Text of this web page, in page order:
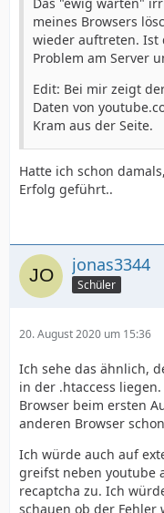
meines Browsers
wieder auftreten. Ist
Problem am Server
Edit: Bei mir zeigt
Daten von
Kram aus der Seite.
Hatte ich schon
Erfolg geführt..
jonas3344
Schüler
20. August 2020 um 15:36
Ich sehe das ähnlich,
in der .htaccess
Browser beim ersten
anderen Browser
Ich würde auch auf
greifst neben youtube
recaptcha zu. Ich
schauen ob der